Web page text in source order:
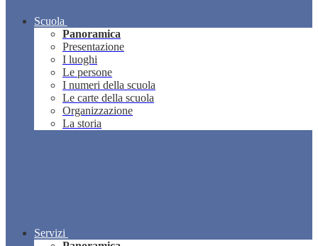
Scuola
Panoramica
Presentazione
I luoghi
Le persone
I numeri della scuola
Le carte della scuola
Organizzazione
La storia
Servizi